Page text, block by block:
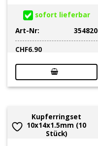
sofort lieferbar
Art-Nr:
354820
CHF6.90
Kupferringset
10x14x1.5mm (10
Stück)